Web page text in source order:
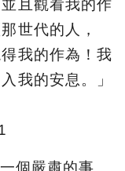
且觀看我的作
世代的人，
我的作為！我
我的安息。
」
個嚴肅的事